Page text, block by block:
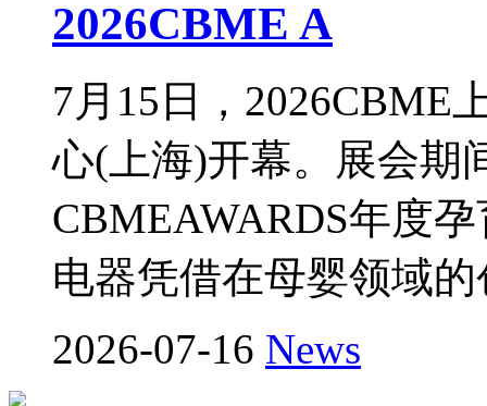
2026CBME A
7月15日，2026CBME
心(上海)开幕。展会期
CBMEAWARDS年度
电器凭借在母婴领域
2026-07-16 News